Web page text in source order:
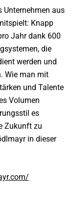
Unternehmen aus
Knapp
Jahr dank 600
die
werden und
Wie man mit
und Talente
Volumen
es
Zukunft zu
in dieser